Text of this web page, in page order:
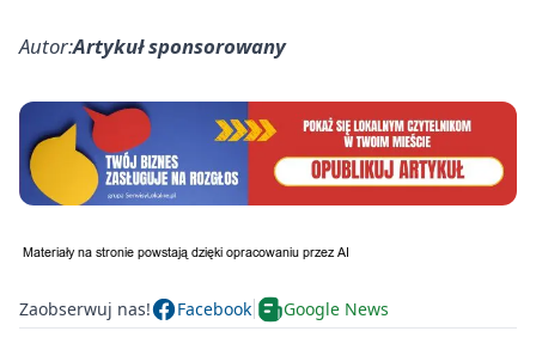
Autor:Artykuł sponsorowany
Zaobserwuj nas! Facebook Google News